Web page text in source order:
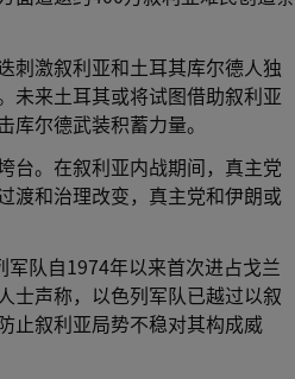
刺激叙利亚和土耳其库尔德人独
未来土耳其或将试图借助叙利亚
尔德武装积蓄力量。
台。在叙利亚内战期间，真主党
渡和治理改变，真主党和伊朗或
队自1974年以来首次进占戈兰
士声称，以色列军队已越过以叙
止叙利亚局势不稳对其构成威